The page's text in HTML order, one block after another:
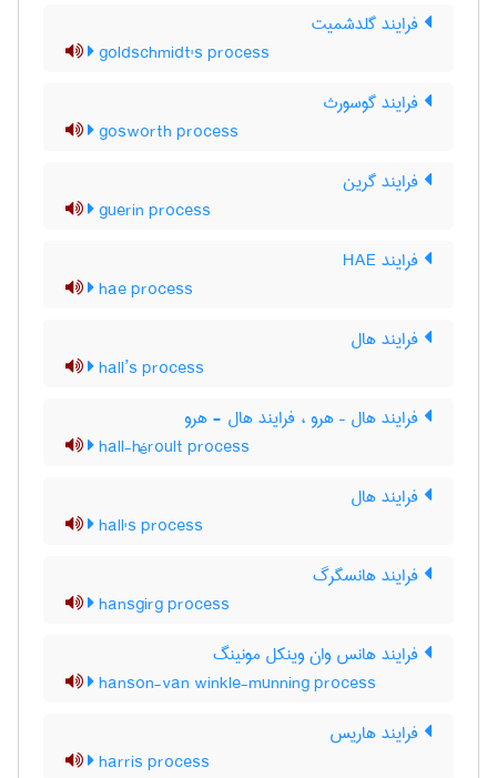
فرایند گلدشمیت
goldschmidt's process
فرایند گوسورث
gosworth process
فرایند گرین
guerin process
فرایند HAE
hae process
فرایند هال
hall’s process
فرایند هال – هرو ، فرایند هال - هرو
hall-héroult process
فرایند هال
hall's process
فرایند هانسگرگ
hansgirg process
فرایند هانس وان وینکل مونینگ
hanson-van winkle-munning process
فرایند هاریس
harris process